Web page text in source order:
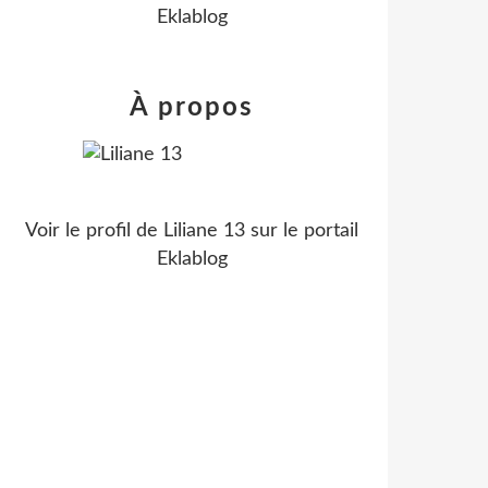
Eklablog
À propos
Voir le profil de Liliane 13 sur le portail
Eklablog